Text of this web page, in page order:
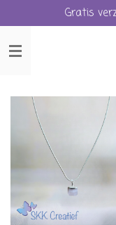
direct
naar
de
Gratis